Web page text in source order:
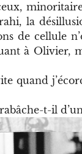
la
de cellule
à Olivier,
quand
t-il